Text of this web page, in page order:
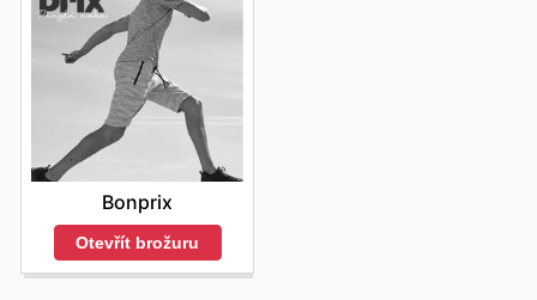
Bonprix
Otevřít brožuru